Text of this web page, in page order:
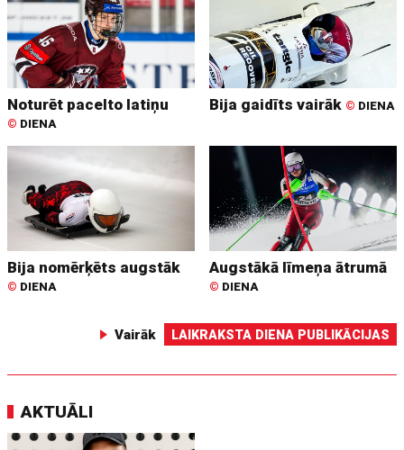
Noturēt pacelto latiņu
© DIENA
Bija gaidīts vairāk © DIENA
Bija nomērķēts augstāk
© DIENA
Augstākā līmeņa ātrumā
© DIENA
Vairāk LAIKRAKSTA DIENA PUBLIKĀCIJAS
AKTUĀLI